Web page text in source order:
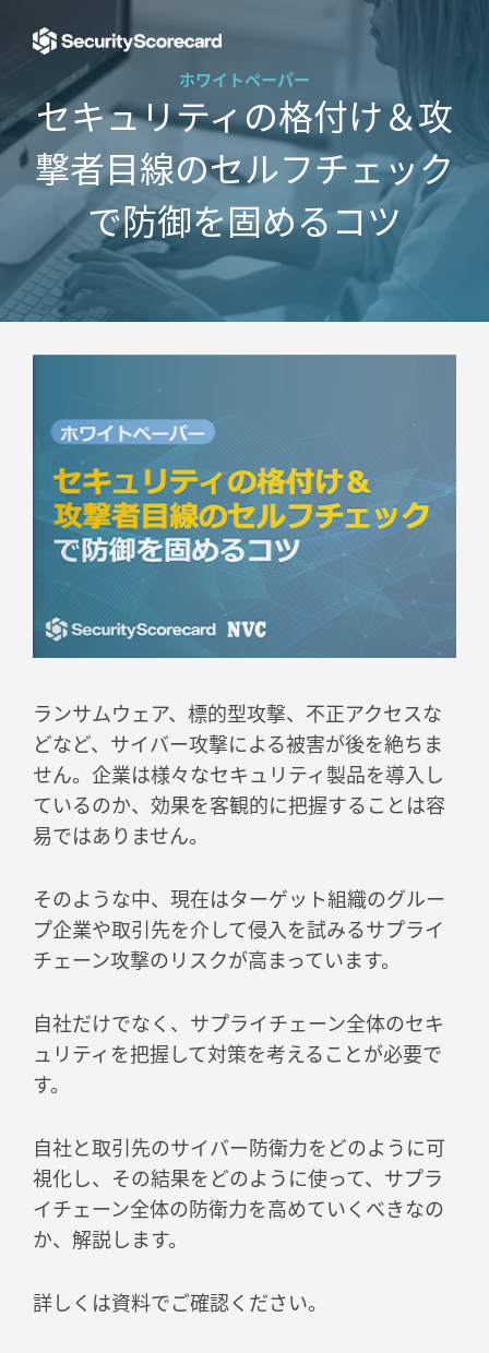
ホワイトペーパー
セキュリティの格付け＆攻
撃者目線のセルフチェック
で防御を固めるコツ
ランサムウェア、標的型攻撃、不正アクセスな
どなど、サイバー攻撃による被害が後を絶ちま
せん。企業は様々なセキュリティ製品を導入し
ているのか、効果を客観的に把握することは容
易ではありません。
そのような中、現在はターゲット組織のグルー
プ企業や取引先を介して侵入を試みるサプライ
チェーン攻撃のリスクが高まっています。
自社だけでなく、サプライチェーン全体のセキ
ュリティを把握して対策を考えることが必要で
す。
自社と取引先のサイバー防衛力をどのように可
視化し、その結果をどのように使って、サプラ
イチェーン全体の防衛力を高めていくべきなの
か、解説します。
詳しくは資料でご確認ください。